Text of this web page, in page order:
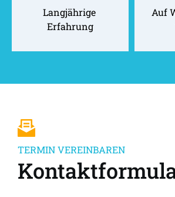
Langjährige
Erfahrung
Auf
TERMIN VEREINBAREN